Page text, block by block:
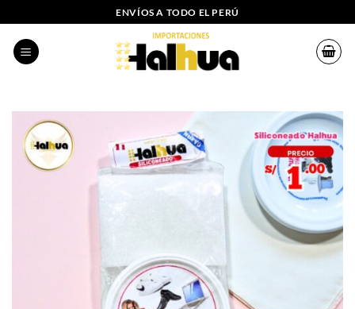
al
contenido
ENVÍOS A TODO EL PERÚ